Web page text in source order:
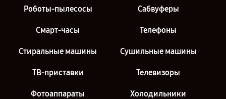
Роботы-пылесосы Сабвуферы
Смарт-часы Телефоны
Стиральные машины Сушильные машины
ТВ-приставки Телевизоры
Фотоаппараты Холодильники